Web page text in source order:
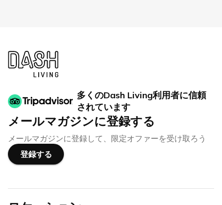
多くのDash Living利用者に信頼
されています
メールマガジンに登録する
メールマガジンに登録して、限定オファーを受け取ろう
登録する